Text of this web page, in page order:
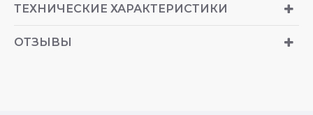
ТЕХНИЧЕСКИЕ ХАРАКТЕРИСТИКИ
ОТЗЫВЫ